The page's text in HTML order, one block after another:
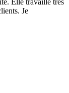
Elle travaille très
Je